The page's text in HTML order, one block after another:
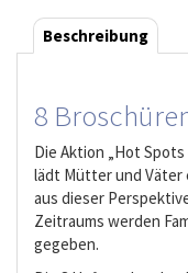
Beschreibung
8
Die Aktion „Hot
lädt Mütter und Väter
aus dieser
Zeitraums werden
gegeben.